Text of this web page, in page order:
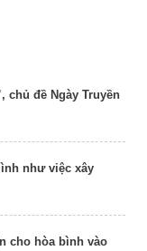
chủ đề Ngày Truyền
như việc xây
cho hòa bình vào